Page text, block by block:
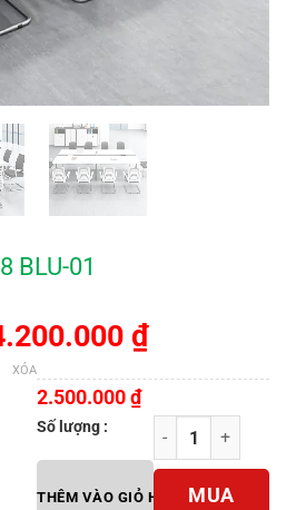
BLU-01
₫
XÓA
2.500.000₫
Số lượng : Bàn họp Lunar
THÊM VÀO GIỎ HÀNG MUA